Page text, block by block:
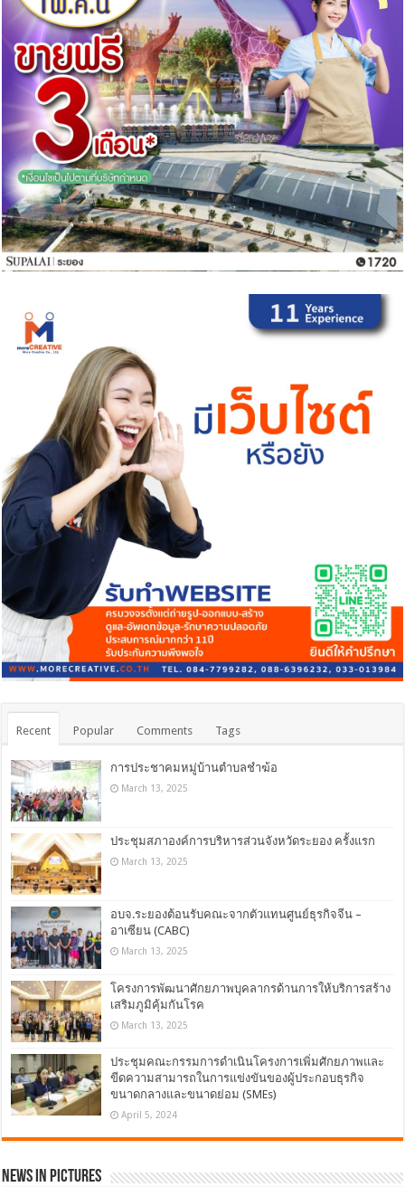
Recent Popular Comments Tags
การประชาคมหมู่บ้านตำบลชำฆ้อ
March 13, 2025
ประชุมสภาองค์การบริหารส่วนจังหวัดระยอง ครั้งแรก
March 13, 2025
อบจ.ระยองต้อนรับคณะจากตัวแทนศูนย์ธุรกิจจีน –
อาเซียน (CABC)
March 13, 2025
โครงการพัฒนาศักยภาพบุคลากรด้านการให้บริการสร้าง
เสริมภูมิคุ้มกันโรค
March 13, 2025
ประชุมคณะกรรมการดำเนินโครงการเพิ่มศักยภาพและ
ขีดความสามารถในการแข่งขันของผู้ประกอบธุรกิจ
ขนาดกลางและขนาดย่อม (SMEs)
April 5, 2024
News in Pictures